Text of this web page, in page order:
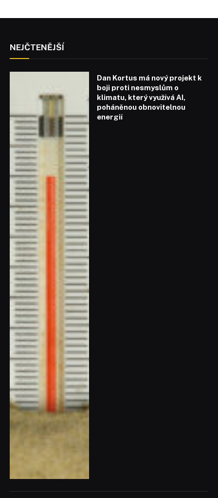
NEJČTENĚJŠÍ
Dan Kortus má nový projekt k
boji proti nesmyslům o
klimatu, který využívá AI,
poháněnou obnovitelnou
energií